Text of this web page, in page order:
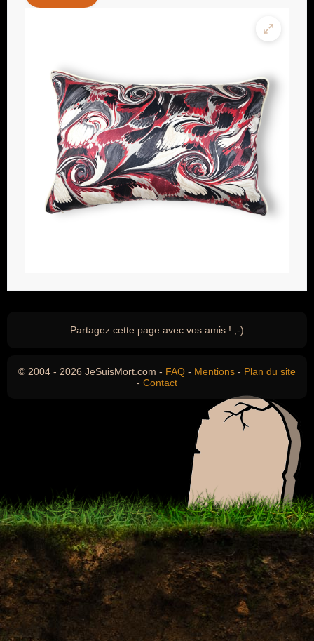
Partagez cette page avec vos amis ! ;-)
© 2004 - 2026 JeSuisMort.com - FAQ - Mentions - Plan du site
- Contact